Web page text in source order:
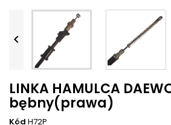


LINKA HAMULCA
bębny(prawa)
Kód H72P